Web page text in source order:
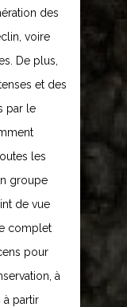
des
voire
De plus,
et des
par le
les
groupe
de vue
complet
pour
à
à partir